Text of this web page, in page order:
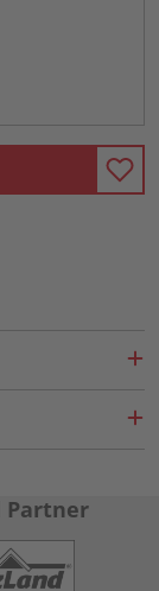
Partner